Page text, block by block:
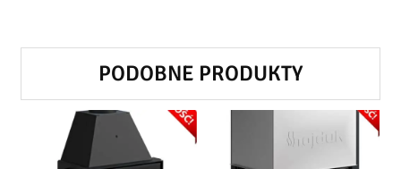
PODOBNE PRODUKTY